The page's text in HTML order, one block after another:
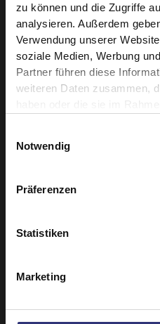
zu können und die Zugriffe
analysieren. Außerdem
Verwendung unserer
soziale Medien, Werbung
Partner führen diese
weiteren Daten zusammen,
Notwendig
Präferenzen
Statistiken
Marketing
Ähnliche